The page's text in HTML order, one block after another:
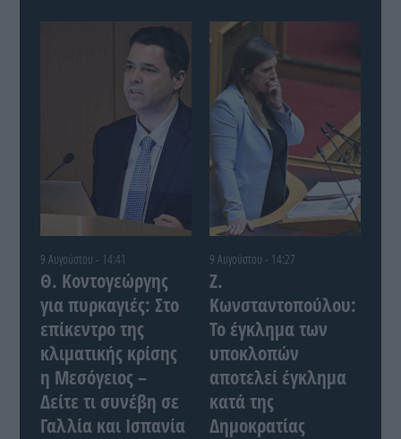
9 Αυγούστου - 14:41
Θ. Κοντογεώργης
για πυρκαγιές: Στο
επίκεντρο της
κλιματικής κρίσης
η Μεσόγειος –
Δείτε τι συνέβη σε
Γαλλία και Ισπανία
9 Αυγούστου - 14:27
Ζ.
Κωνσταντοπούλου:
Το έγκλημα των
υποκλοπών
αποτελεί έγκλημα
κατά της
Δημοκρατίας